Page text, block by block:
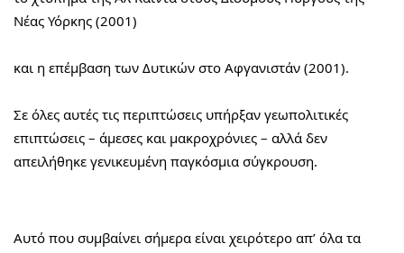
Νέας Υόρκης (2001)
και η επέμβαση των Δυτικών στο Αφγανιστάν (2001).
Σε όλες αυτές τις περιπτώσεις υπήρξαν γεωπολιτικές
επιπτώσεις – άμεσες και μακροχρόνιες – αλλά δεν
απειλήθηκε γενικευμένη παγκόσμια σύγκρουση.
Αυτό που συμβαίνει σήμερα είναι χειρότερο απ’ όλα τα